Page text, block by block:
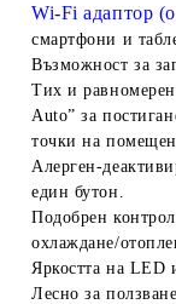
Wi-Fi адаптор
смартфони и
Възможност за
Тих и
Auto” за
точки на
Алерген-
един бутон.
Подобрен
охлаждане/
Яркостта на LED
Лесно за